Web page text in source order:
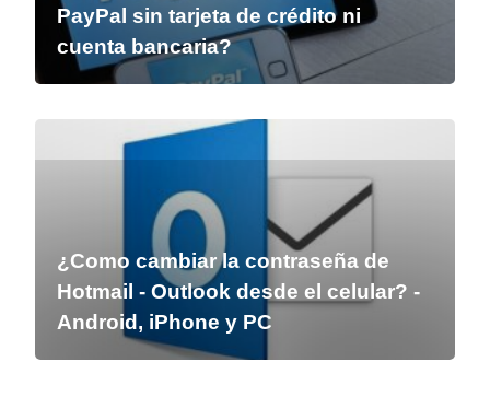
PayPal sin tarjeta de crédito ni
cuenta bancaria?
¿Como cambiar la contraseña de
Hotmail - Outlook desde el celular? -
Android, iPhone y PC